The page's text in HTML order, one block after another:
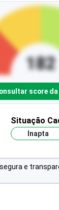
score da
Situação
Inapta
e